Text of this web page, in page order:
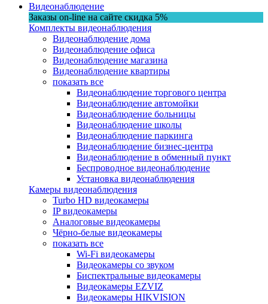
Видеонаблюдение
Заказы on-line на сaйте скидка 5%
Комплекты видеонаблюдения
Видеонаблюдение дома
Видеонаблюдение офиса
Видеонаблюдение магазина
Видеонаблюдение квартиры
показать все
Видеонаблюдение торгового центра
Видеонаблюдение автомойки
Видеонаблюдение больницы
Видеонаблюдение школы
Видеонаблюдение паркинга
Видеонаблюдение бизнес-центра
Видеонаблюдение в обменный пункт
Беспроводное видеонаблюдение
Установка видеонаблюдения
Камеры видеонаблюдения
Turbo HD видеокамеры
IP видеокамеры
Аналоговые видеокамеры
Чёрно-белые видеокамеры
показать все
Wi-Fi видеокамеры
Видеокамеры со звуком
Биспектральные видеокамеры
Видеокамеры EZVIZ
Видеокамеры HIKVISION